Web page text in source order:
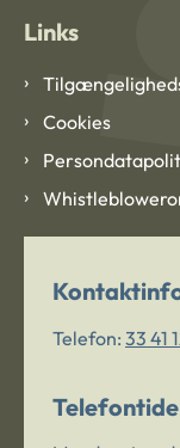
Links
Cookies
Telefon: 33 41